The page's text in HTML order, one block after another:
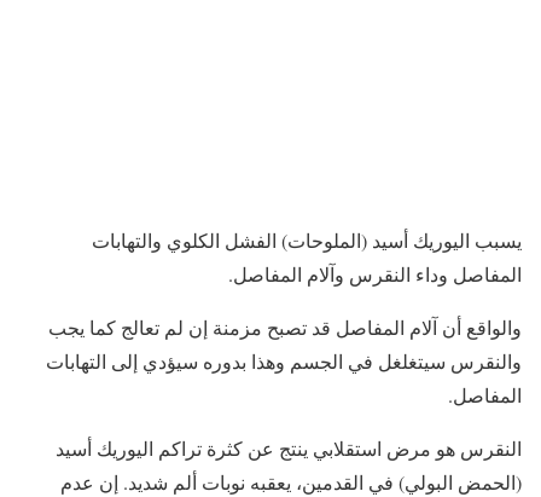
يسبب اليوريك أسيد (الملوحات) الفشل الكلوي والتهابات
المفاصل وداء النقرس وآلام المفاصل.
والواقع أن آلام المفاصل قد تصبح مزمنة إن لم تعالج كما يجب
والنقرس سيتغلغل في الجسم وهذا بدوره سيؤدي إلى التهابات
المفاصل.
النقرس هو مرض استقلابي ينتج عن كثرة تراكم اليوريك أسيد
(الحمض البولي) في القدمين، يعقبه نوبات ألم شديد. إن عدم